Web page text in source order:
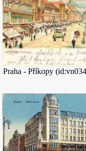
Praha - Příkopy